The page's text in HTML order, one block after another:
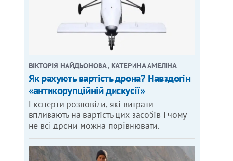
ВІКТОРІЯ НАЙДЬОНОВА , КАТЕРИНА АМЕЛІНА
Як рахують вартість дрона? Навздогін
«антикорупційній дискусії»
Експерти розповіли, які витрати
впливають на вартість цих засобів і чому
не всі дрони можна порівнювати.